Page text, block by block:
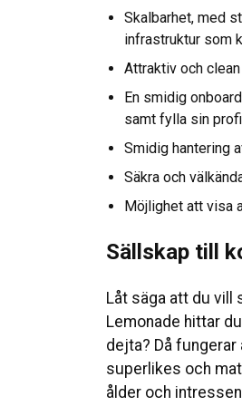
Skalbarhet, med
infrastruktur som
Attraktiv och
En smidig
samt fylla sin
Smidig hantering
Säkra och
Möjlighet att visa
Sällskap till
Låt säga att du vill
Lemonade hittar
dejta? Då
superlikes och
ålder och